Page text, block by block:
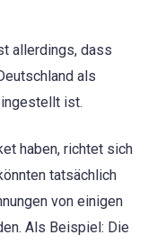
allerdings, dass
als
ist.
haben, richtet sich
tatsächlich
von einigen
Als Beispiel: Die